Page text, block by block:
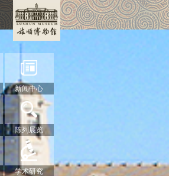
新闻中心
陈列展览
学术研究